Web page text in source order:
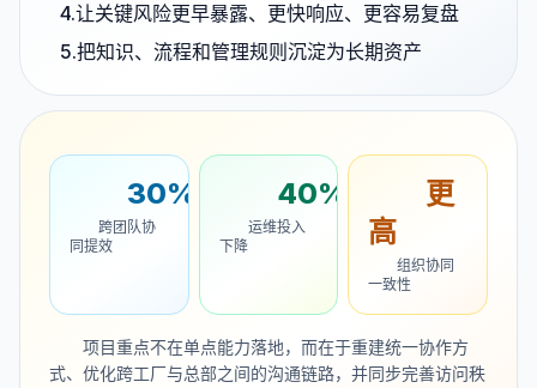
让关键风险更早暴露、更快响应、更容易复盘
把知识、流程和管理规则沉淀为长期资产
30%
跨团队协
同提效
40%
运维投入
下降
更
高
组织协同
一致性
项目重点不在单点能力落地，而在于重建统一协作方
式、优化跨工厂与总部之间的沟通链路，并同步完善访问秩